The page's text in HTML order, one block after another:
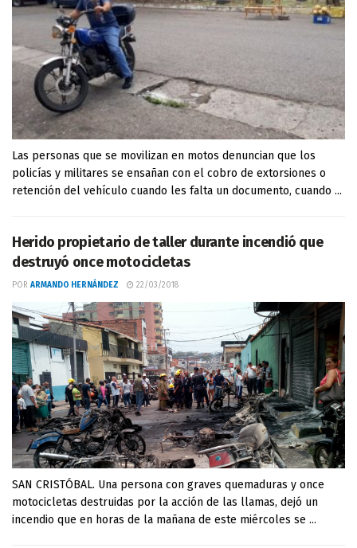
Las personas que se movilizan en motos denuncian que los
policías y militares se ensañan con el cobro de extorsiones o
retención del vehículo cuando les falta un documento, cuando ...
Herido propietario de taller durante incendió que
destruyó once motocicletas
POR ARMANDO HERNÁNDEZ 22/03/2018
SAN CRISTÓBAL. Una persona con graves quemaduras y once
motocicletas destruidas por la acción de las llamas, dejó un
incendio que en horas de la mañana de este miércoles se ...